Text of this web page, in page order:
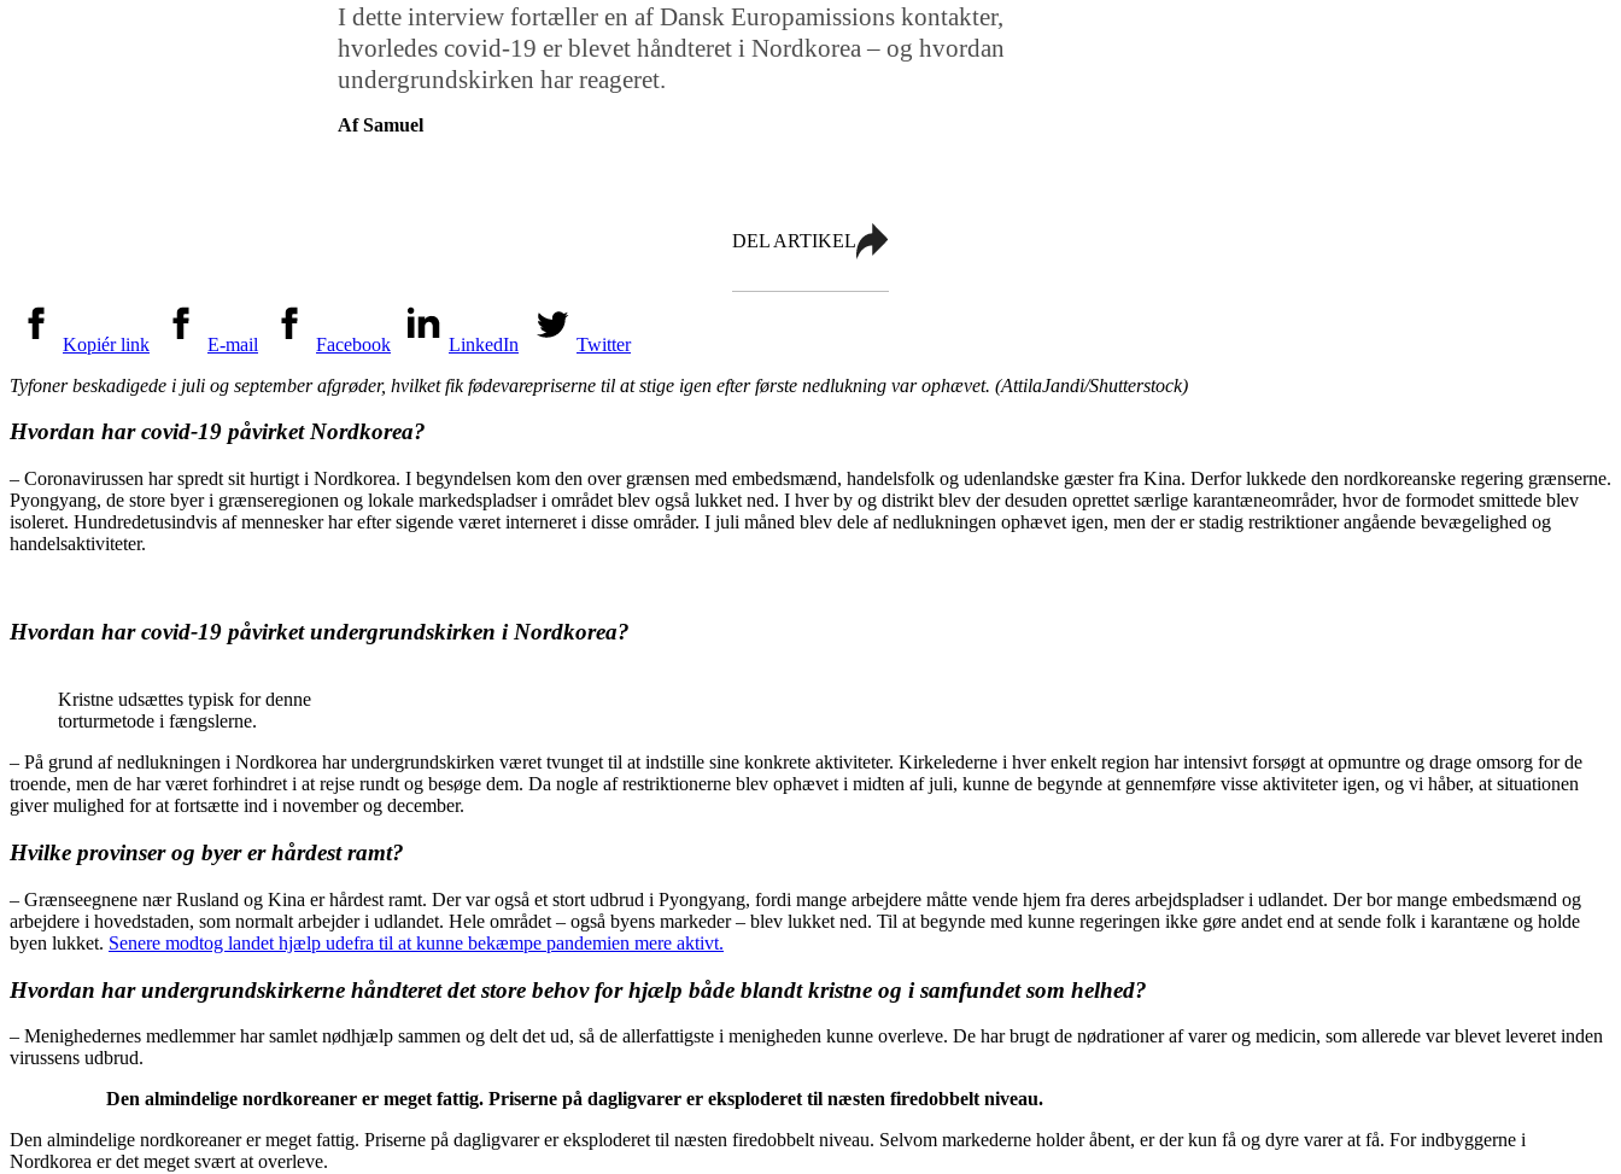
I dette interview fortæller en af Dansk Europamissions kontakter,
hvorledes covid-19 er blevet håndteret i Nordkorea – og hvordan
undergrundskirken har reageret.
Af Samuel
DEL ARTIKEL
Kopiér link E-mail Facebook LinkedIn
Twitter
Tyfoner beskadigede i juli og september afgrøder, hvilket fik fødevarepriserne til at stige igen efter første nedlukning var ophævet. (AttilaJandi/Shutterstock)
Hvordan har covid-19 påvirket Nordkorea?
– Coronavirussen har spredt sit hurtigt i Nordkorea. I begyndelsen kom den over grænsen med embedsmænd, handelsfolk og udenlandske gæster fra Kina. Derfor lukkede den nordkoreanske regering grænserne.
Pyongyang, de store byer i grænseregionen og lokale markedspladser i området blev også lukket ned. I hver by og distrikt blev der desuden oprettet særlige karantæneområder, hvor de formodet smittede blev
isoleret. Hundredetusindvis af mennesker har efter sigende været interneret i disse områder. I juli måned blev dele af nedlukningen ophævet igen, men der er stadig restriktioner angående bevægelighed og
handelsaktiviteter.
Hvordan har covid-19 påvirket undergrundskirken i Nordkorea?
Kristne udsættes typisk for denne
torturmetode i fængslerne.
– På grund af nedlukningen i Nordkorea har undergrundskirken været tvunget til at indstille sine konkrete aktiviteter. Kirkelederne i hver enkelt region har intensivt forsøgt at opmuntre og drage omsorg for de
troende, men de har været forhindret i at rejse rundt og besøge dem. Da nogle af restriktionerne blev ophævet i midten af juli, kunne de begynde at gennemføre visse aktiviteter igen, og vi håber, at situationen
giver mulighed for at fortsætte ind i november og december.
Hvilke provinser og byer er hårdest ramt?
– Grænseegnene nær Rusland og Kina er hårdest ramt. Der var også et stort udbrud i Pyongyang, fordi mange arbejdere måtte vende hjem fra deres arbejdspladser i udlandet. Der bor mange embedsmænd og
arbejdere i hovedstaden, som normalt arbejder i udlandet. Hele området – også byens markeder – blev lukket ned. Til at begynde med kunne regeringen ikke gøre andet end at sende folk i karantæne og holde
byen lukket. Senere modtog landet hjælp udefra til at kunne bekæmpe pandemien mere aktivt.
Hvordan har undergrundskirkerne håndteret det store behov for hjælp både blandt kristne og i samfundet som helhed?
– Menighedernes medlemmer har samlet nødhjælp sammen og delt det ud, så de allerfattigste i menigheden kunne overleve. De har brugt de nødrationer af varer og medicin, som allerede var blevet leveret inden
virussens udbrud.
Den almindelige nordkoreaner er meget fattig. Priserne på dagligvarer er eksploderet til næsten firedobbelt niveau.
Den almindelige nordkoreaner er meget fattig. Priserne på dagligvarer er eksploderet til næsten firedobbelt niveau. Selvom markederne holder åbent, er der kun få og dyre varer at få. For indbyggerne i
Nordkorea er det meget svært at overleve.